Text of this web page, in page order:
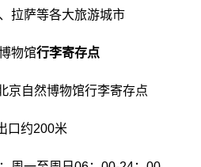
拉萨等各大旅游城市
物馆行李寄存点
京自然博物馆行李寄存点
口约200米